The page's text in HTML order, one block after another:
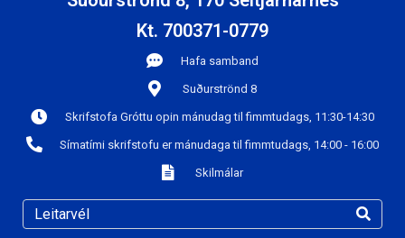
Kt. 700371-0779
Hafa samband
Suðurströnd 8
Skrifstofa Gróttu opin mánudag til fimmtudags, 11:30-14:30
Símatími skrifstofu er mánudaga til fimmtudags, 14:00 - 16:00
Skilmálar